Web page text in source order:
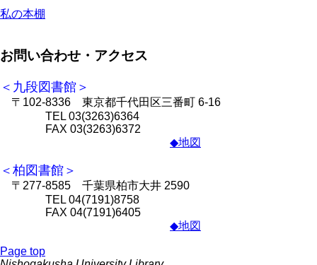
私の本棚
お問い合わせ・アクセス
＜九段図書館＞
〒102-8336 東京都千代田区三番町 6-16
TEL 03(3263)6364
FAX 03(3263)6372
◆地図
＜柏図書館＞
〒277-8585 千葉県柏市大井 2590
TEL 04(7191)8758
FAX 04(7191)6405
◆地図
Page top